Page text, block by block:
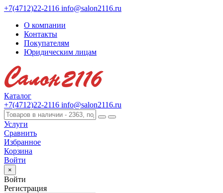
+7(4712)22-2116 info@salon2116.ru
О компании
Контакты
Покупателям
Юридическим лицам
Каталог
+7(4712)22-2116 info@salon2116.ru
Услуги
Сравнить
Избранное
Корзина
Войти
×
Войти
Регистрация